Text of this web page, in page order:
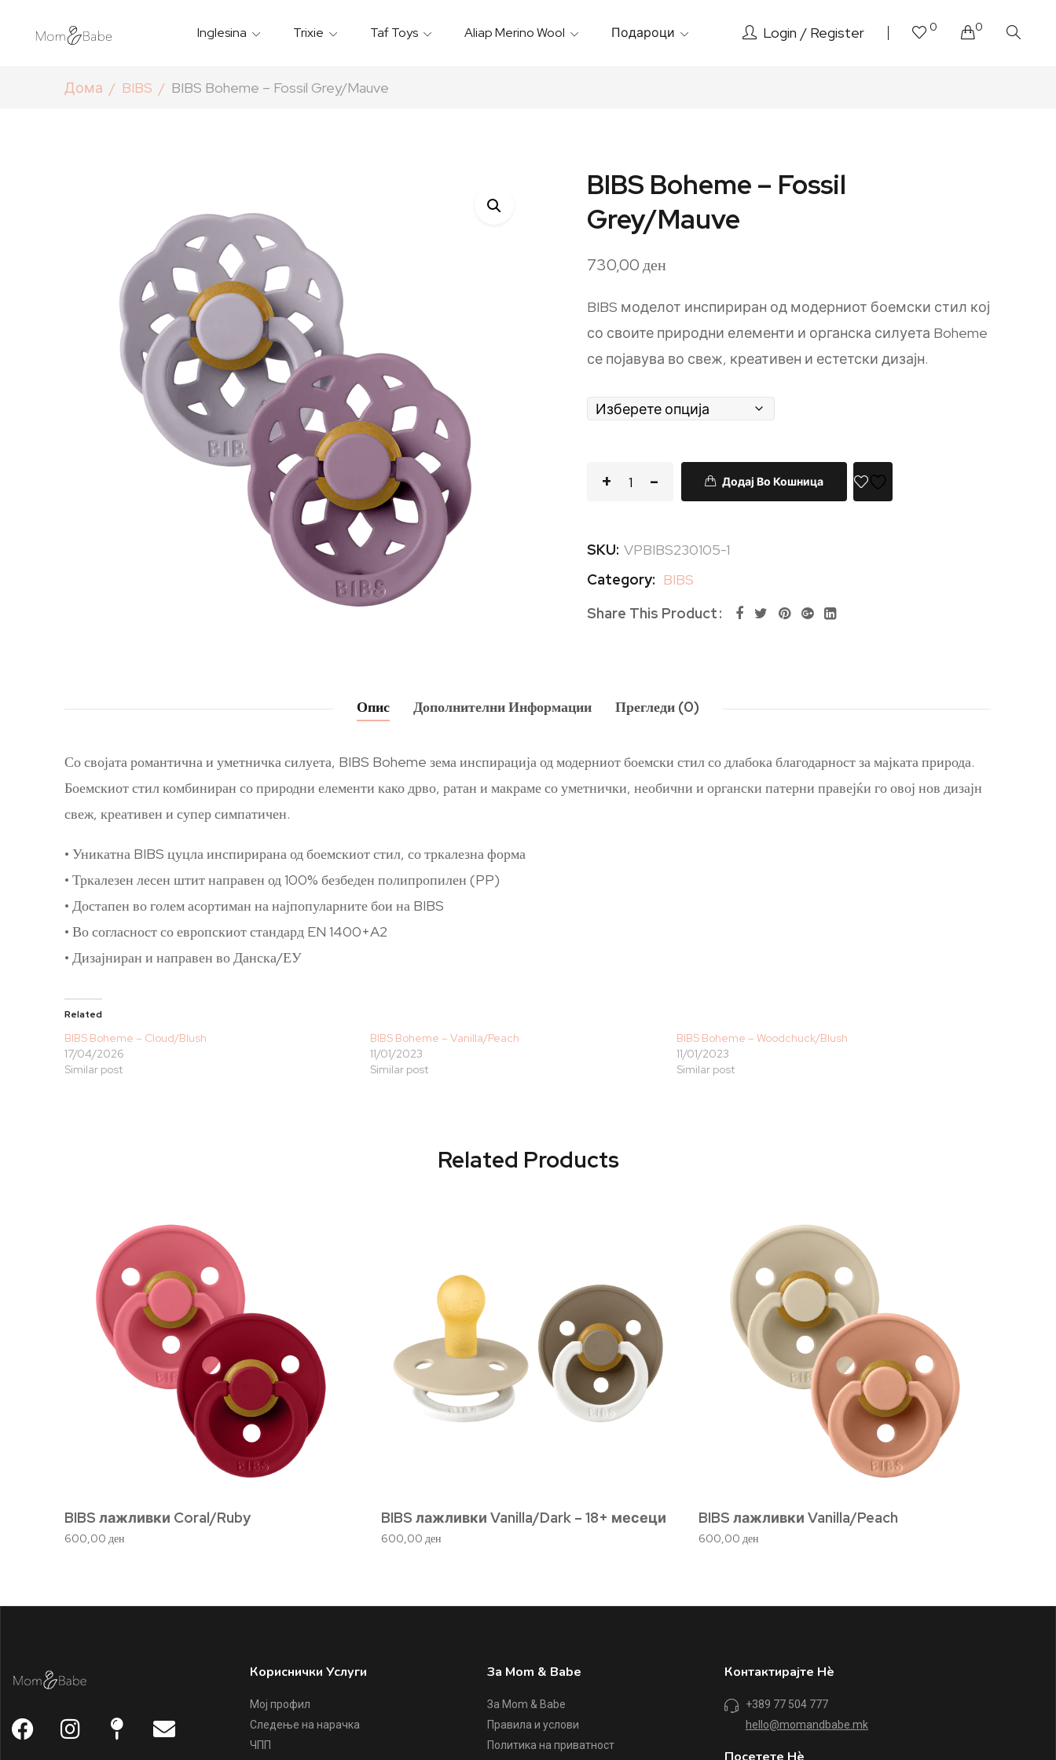
Inglesina Trixie Taf Toys Aliap Merino Wool Подароци Login Register 0 0
Дома BIBS BIBS Boheme – Fossil Grey/Mauve
BIBS Boheme – Fossil
Grey/Mauve
730,00ден
BIBS моделот инспириран од модерниот боемски стил кој
со своите природни елементи и органска силуета Boheme
се појавува во свеж, креативен и естетски дизајн.
Додај Во Кошница
SKU: VPBIBS230105-1
Category: BIBS
Share This Product
Опис Дополнителни Информации Прегледи (0)
Со својата романтична и уметничка силуета, BIBS Boheme зема инспирација од модерниот боемски стил со длабока благодарност за мајката природа.
Боемскиот стил комбиниран со природни елементи како дрво, ратан и макраме со уметнички, необични и органски патерни правејќи го овој нов дизајн
свеж, креативен и супер симпатичен.
• Уникатна BIBS цуцла инспирирана од боемскиот стил, со тркалезна форма
• Тркалезен лесен штит направен од 100% безбеден полипропилен (PP)
• Достапен во голем асортиман на најпопуларните бои на BIBS
• Во согласност со европскиот стандард EN 1400+A2
• Дизајниран и направен во Данска/ЕУ
Related
BIBS Boheme – Cloud/Blush
17/04/2026
Similar post
BIBS Boheme – Vanilla/Peach
11/01/2023
Similar post
BIBS Boheme – Woodchuck/Blush
11/01/2023
Similar post
Related Products
BIBS лажливки Coral/Ruby
600,00ден
BIBS лажливки Vanilla/Dark – 18+ месеци
600,00ден
BIBS лажливки Vanilla/Peach
600,00 ден
Кориснички Услуги
Мој профил
Следење на нарачка
ЧПП
За Mom & Babe
За Mom & Babe
Правила и услови
Политика на приватност
Контактирајте Нè
+389 77 504 777
hello@momandbabe.mk